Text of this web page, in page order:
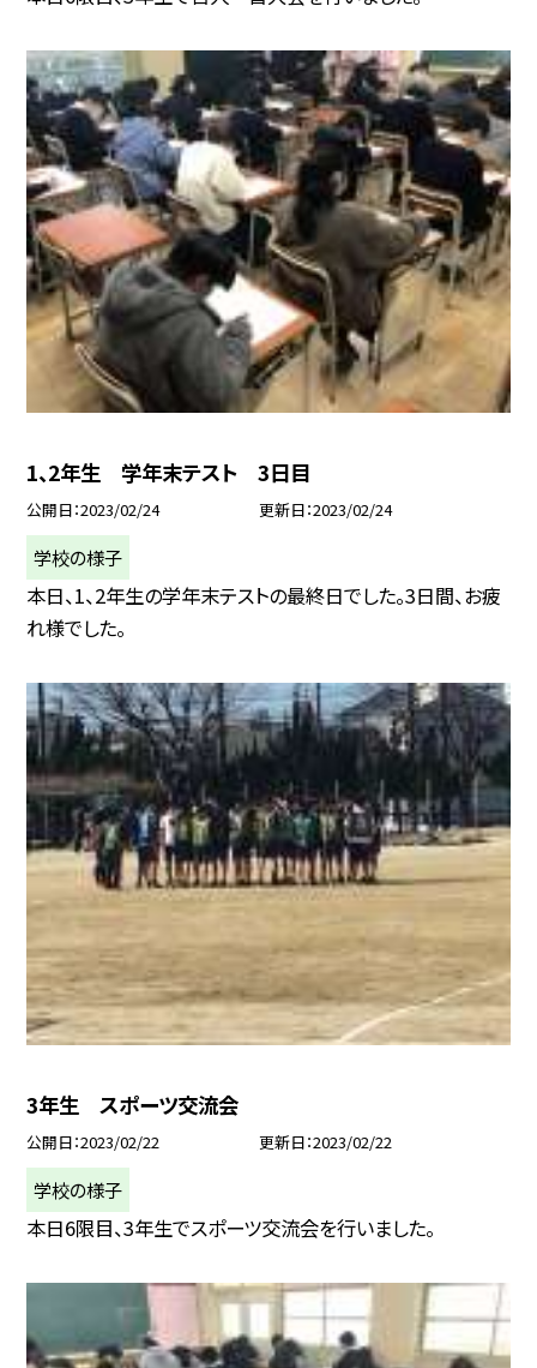
1、2年生 学年末テスト 3日目
公開日 2023/02/24 更新日 2023/02/24
学校の様子
本日、1、2年生の学年末テストの最終日でした。3日間、お疲
れ様でした。
3年生 スポーツ交流会
公開日 2023/02/22 更新日 2023/02/22
学校の様子
本日6限目、3年生でスポーツ交流会を行いました。